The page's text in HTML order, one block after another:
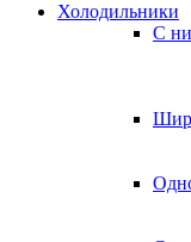
Холодильники
С